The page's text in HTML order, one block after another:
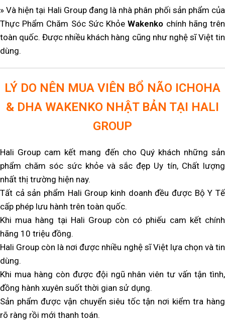
» Và hiện tại Hali Group đang là nhà phân phối sản phẩm của
Thực Phẩm Chăm Sóc Sức KhỏeWakenko chính hãng trên
toàn quốc. Được nhiều khách hàng cũng như nghệ sĩ Việt tin
dùng.
LÝ DO NÊN MUA VIÊN BỔ NÃO ICHOHA
& DHA WAKENKO NHẬT BẢN TẠI HALI
GROUP
Hali Group cam kết mang đến cho Quý khách những sản
phẩm chăm sóc sức khỏe và sắc đẹp Uy tín, Chất lượng
nhất thị trường hiện nay.
Tất cả sản phẩm Hali Group kinh doanh đều được Bộ Y Tế
cấp phép lưu hành trên toàn quốc.
Khi mua hàng tại Hali Group còn có phiếu cam kết chính
hãng 10 triệu đồng.
Hali Group còn là nơi được nhiều nghệ sĩ Việt lựa chọn và tin
dùng.
Khi mua hàng còn được đội ngũ nhân viên tư vấn tận tình,
đồng hành xuyên suốt thời gian sử dụng.
Sản phẩm được vận chuyển siêu tốc tận nơi kiểm tra hàng
rõ ràng rồi mới thanh toán.